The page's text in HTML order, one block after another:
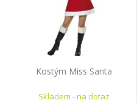
Kostým Miss Santa
Skladem - na dotaz